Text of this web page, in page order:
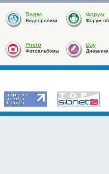
Видео
Видеоролики
Форум
Форум
Photo
Фотоальбомы
Day
Дневники